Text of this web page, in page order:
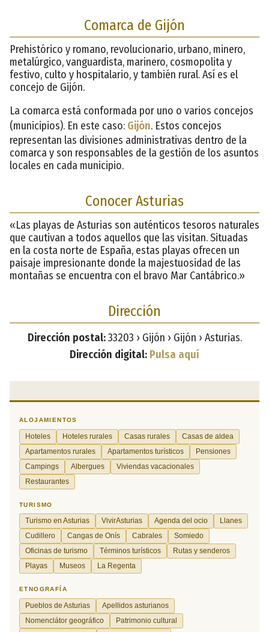
Comarca de Gijón
Prehistórico y romano, revolucionario, urbano, minero,
metalúrgico, vanguardista, marinero, cosmopolita y
festivo, culto y hospitalario, y también rural. Así es el
concejo de Gijón.
La comarca está conformada por uno o varios concejos
(municipios). En este caso: Gijón. Estos concejos
representan las divisiones administrativas dentro de la
comarca y son responsables de la gestión de los asuntos
locales en cada municipio.
Conocer Asturias
«Las playas de Asturias son auténticos tesoros naturales
que cautivan a todos aquellos que las visitan. Situadas
en la costa norte de España, estas playas ofrecen un
paisaje impresionante donde la majestuosidad de las
montañas se encuentra con el bravo Mar Cantábrico.»
Dirección
Dirección postal:33203 › Gijón › Gijón › Asturias.
Dirección digital: Pulsa aquí